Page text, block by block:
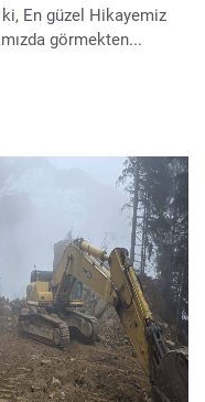
En güzel Hikayemiz
görmekten...